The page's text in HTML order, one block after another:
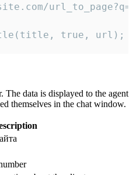
true, url);
The data is displayed to the agent
themselves in the chat window.